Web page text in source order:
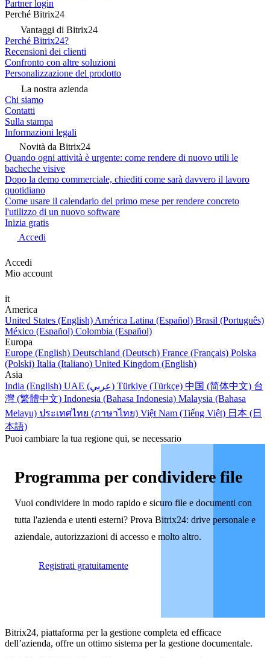
Partner login
Perché Bitrix24
Vantaggi di Bitrix24
Perché Bitrix24?
Recensioni dei clienti
Confronto con altre soluzioni
Personalizzazione del prodotto
La nostra azienda
Chi siamo
Contatti
Sulla stampa
Informazioni legali
Novità da Bitrix24
Quando ogni attività è urgente: come rendere di nuovo utili le
bacheche visive
Dopo la demo commerciale, chiediti come sarà davvero il lavoro
quotidiano
Come usare il calendario del primo mese per rendere concreto
l'utilizzo di un nuovo software
Inizia gratis
Accedi
Accedi
Mio account
it
America
United States (English) América Latina (Español) Brasil (Português)
México (Español) Colombia (Español)
Europa
Europe (English) Deutschland (Deutsch) France (Français) Polska
(Polski) Italia (Italiano) United Kingdom (English)
Asia
India (English)
UAE (عربي) Türkiye (Türkçe) 中国 (简体中文) 台
灣 (繁體中文) Indonesia (Bahasa Indonesia) Malaysia (Bahasa
Melayu) ประเทศไทย (ภาษาไทย) Việt Nam (Tiếng Việt) 日本 (日
本語)
Puoi cambiare la tua regione qui, se necessario
Programma per condividere file
Vuoi condividere in modo rapido e sicuro file e documenti con
tutta l'azienda e utenti esterni? Prova Bitrix24: drive personale e
aziendale, autorizzazioni di accesso e molto altro.
Registrati gratuitamente
Bitrix24, piattaforma per la gestione completa ed efficace
dell’azienda, offre un ottimo sistema per la gestione documentale.